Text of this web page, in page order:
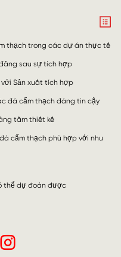
thạch trong các dự án thực tế
sau sự tích hợp
Sản xuất tích hợp
đá cẩm thạch đáng tin cậy
tầm thiết kế
cẩm thạch phù hợp với nhu
thể dự đoán được